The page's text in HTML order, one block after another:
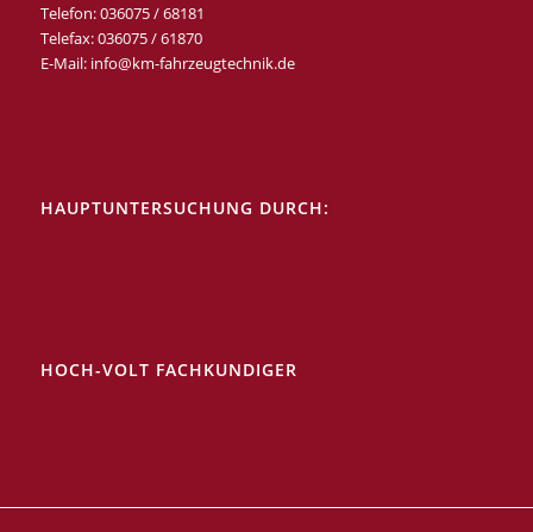
Telefon: 036075 / 68181
Telefax: 036075 / 61870
E-Mail: info@km-fahrzeugtechnik.de
HAUPTUNTERSUCHUNG DURCH:
HOCH-VOLT FACHKUNDIGER